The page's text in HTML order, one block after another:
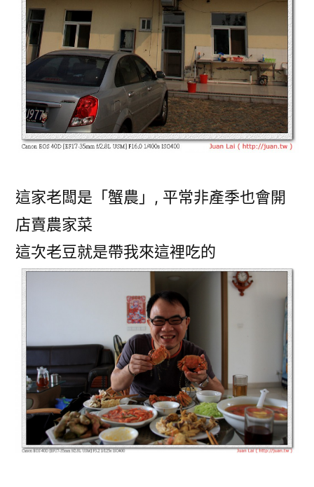
這家老闆是「蟹農」, 平常非產季也會開
店賣農家菜
這次老豆就是帶我來這裡吃的